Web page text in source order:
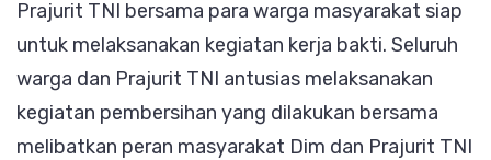
Prajurit TNI bersama para warga masyarakat siap
untuk melaksanakan kegiatan kerja bakti. Seluruh
warga dan Prajurit TNI antusias melaksanakan
kegiatan pembersihan yang dilakukan bersama
melibatkan peran masyarakat Dim dan Prajurit TNI